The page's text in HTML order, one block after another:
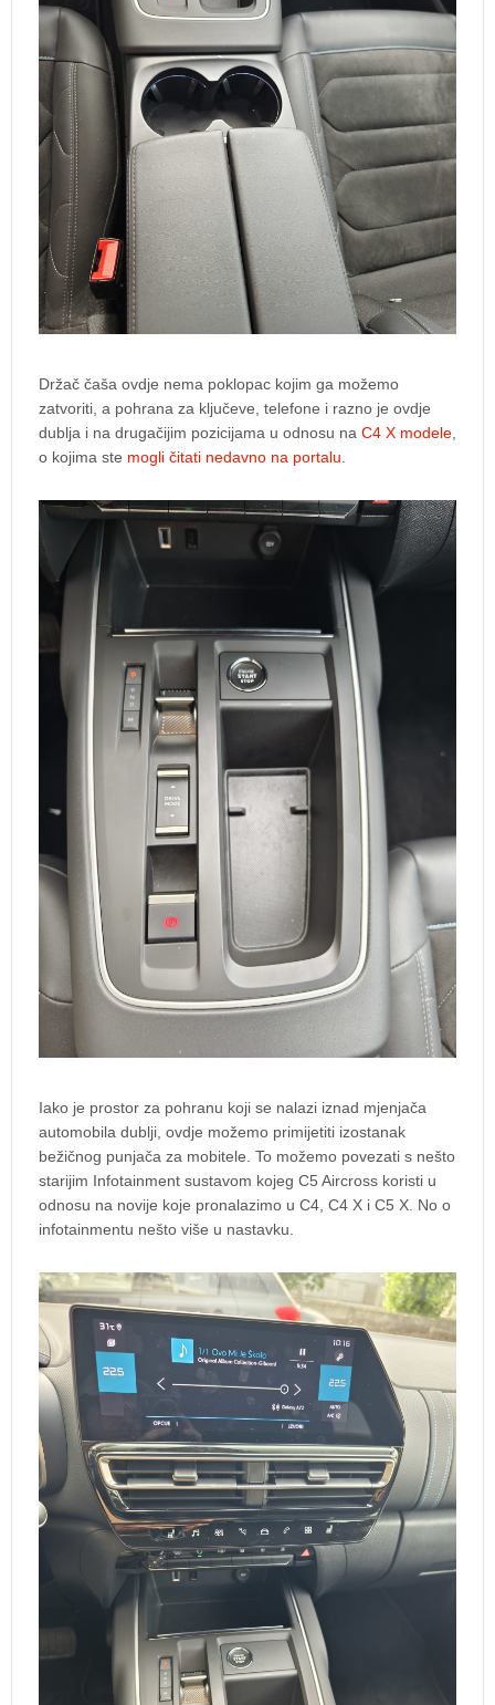
Držač čaša ovdje nema poklopac kojim ga možemo
zatvoriti, a pohrana za ključeve, telefone i razno je ovdje
dublja i na drugačijim pozicijama u odnosu na C4 X modele
o kojima ste mogli čitati nedavno na portalu
Iako je prostor za pohranu koji se nalazi iznad mjenjača
automobila dublji, ovdje možemo primijetiti izostanak
bežičnog punjača za mobitele. To možemo povezati s nešto
starijim Infotainment sustavom kojeg C5 Aircross koristi u
odnosu na novije koje pronalazimo u C4, C4 X i C5 X. No o
infotainmentu nešto više u nastavku.